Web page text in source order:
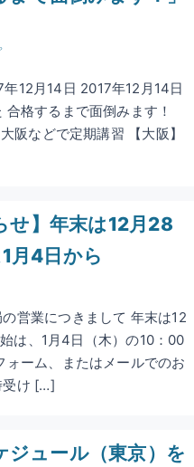
12月14日 2017年12月14日
格するまで面倒みます！
阪などで定期講習 【大阪】
せ】年末は12月28
月4日から
営業につきまして 年末は12
は、1月4日（木）の10：00
ーム、またはメールでのお
受け […]
ジュール（東京）を